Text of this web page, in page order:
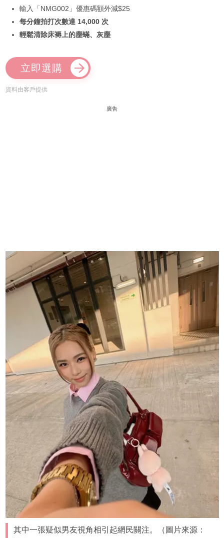
輸入「NMG002」優惠碼額外減$25
每分鐘拍打次數達 14,000 次
輕鬆清除床褥上的塵蟎、灰塵
立即選購
資料由客戶提供
廣告
其中一張疑似男友視角相引起網民關注。（圖片來源：